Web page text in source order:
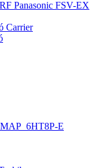
Panasonic FSV-EX
Carrier
E